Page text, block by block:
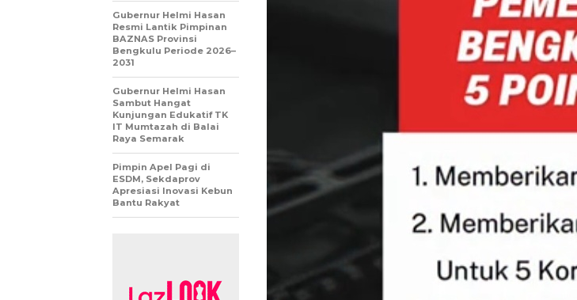
Gubernur Helmi Hasan
Resmi Lantik Pimpinan
BAZNAS Provinsi
Bengkulu Periode 2026–
2031
Gubernur Helmi Hasan
Sambut Hangat
Kunjungan Edukatif TK
IT Mumtazah di Balai
Raya Semarak
Pimpin Apel Pagi di
ESDM, Sekdaprov
Apresiasi Inovasi Kebun
Bantu Rakyat